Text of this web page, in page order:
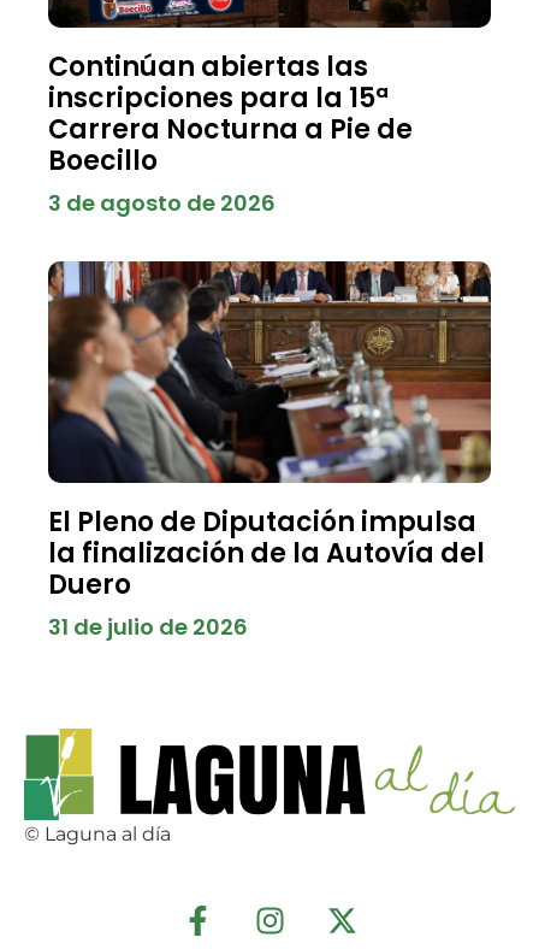
Continúan abiertas las
inscripciones para la 15ª
Carrera Nocturna a Pie de
Boecillo
3 de agosto de 2026
El Pleno de Diputación impulsa
la finalización de la Autovía del
Duero
31 de julio de 2026
© Laguna al día